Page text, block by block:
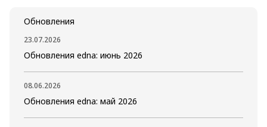
Обновления
23.07.2026
Обновления edna: июнь 2026
08.06.2026
Обновления edna: май 2026